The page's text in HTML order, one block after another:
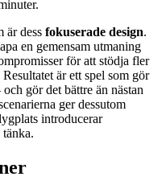
är dess fokuserade design.
en gemensam utmaning
för att stödja fler
är ett spel som gör
gör det bättre än nästan
ger dessutom
introducerar